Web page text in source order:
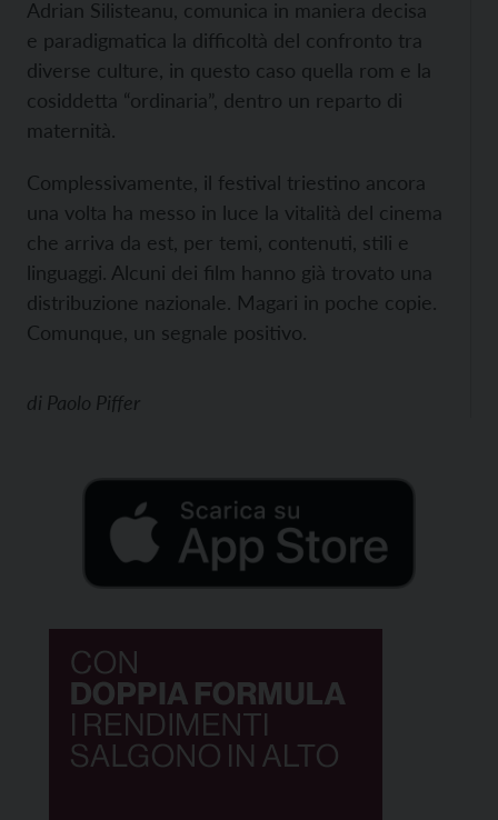
Adrian Silisteanu, comunica in maniera decisa
e paradigmatica la difficoltà del confronto tra
diverse culture, in questo caso quella rom e la
cosiddetta “ordinaria”, dentro un reparto di
maternità.
Complessivamente, il festival triestino ancora
una volta ha messo in luce la vitalità del cinema
che arriva da est, per temi, contenuti, stili e
linguaggi. Alcuni dei film hanno già trovato una
distribuzione nazionale. Magari in poche copie.
Comunque, un segnale positivo.
di Paolo Piffer